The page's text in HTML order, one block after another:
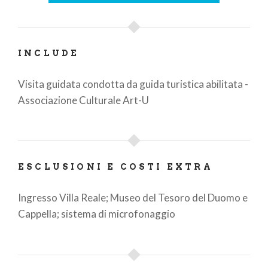
INCLUDE
Visita guidata condotta da guida turistica abilitata -
Associazione Culturale Art-U
ESCLUSIONI E COSTI EXTRA
Ingresso Villa Reale; Museo del Tesoro del Duomo e
Cappella; sistema di microfonaggio